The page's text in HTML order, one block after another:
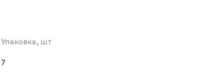
Упаковка, шт
7